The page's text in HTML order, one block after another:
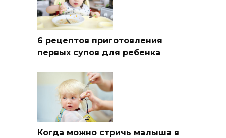
6 рецептов приготовления
первых супов для ребенка
Когда можно стричь малыша в